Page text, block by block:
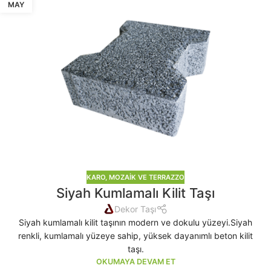
MAY
KARO, MOZAIK VE TERRAZZO
Siyah Kumlamalı Kilit Taşı
Dekor Taşı
Siyah kumlamalı kilit taşının modern ve dokulu yüzeyi.Siyah
renkli, kumlamalı yüzeye sahip, yüksek dayanımlı beton kilit
taşı.
OKUMAYA DEVAM ET